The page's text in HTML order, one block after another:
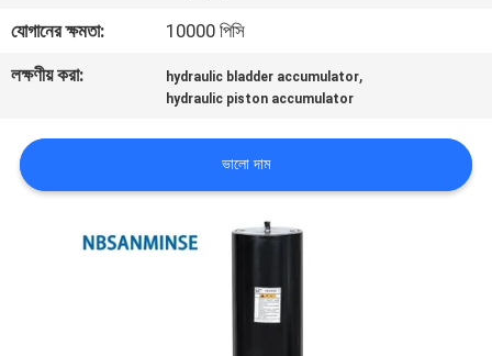
খবর
জন্য
আবেদন
যোগানের ক্ষমতা:
10000 পিসি
লক্ষণীয় করা:
hydraulic bladder accumulator,
hydraulic piston accumulator
ভালো দাম